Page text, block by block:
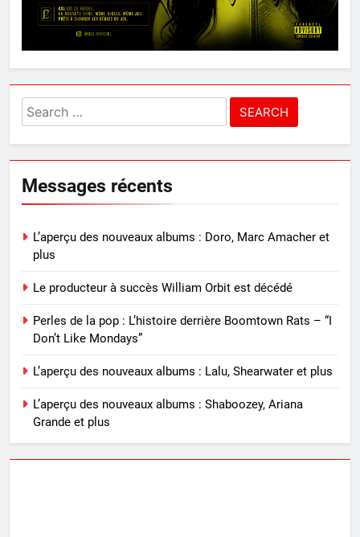
Search
for:
Messages récents
L’aperçu des nouveaux albums : Doro, Marc Amacher et
plus
Le producteur à succès William Orbit est décédé
Perles de la pop : L’histoire derrière Boomtown Rats – “I
Don’t Like Mondays”
L’aperçu des nouveaux albums : Lalu, Shearwater et plus
L’aperçu des nouveaux albums : Shaboozey, Ariana
Grande et plus